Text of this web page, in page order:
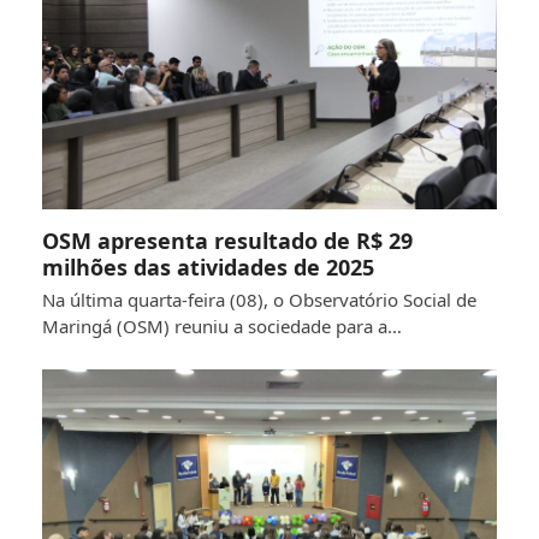
OSM apresenta resultado de R$ 29
milhões das atividades de 2025
Na última quarta-feira (08), o Observatório Social de
Maringá (OSM) reuniu a sociedade para a…